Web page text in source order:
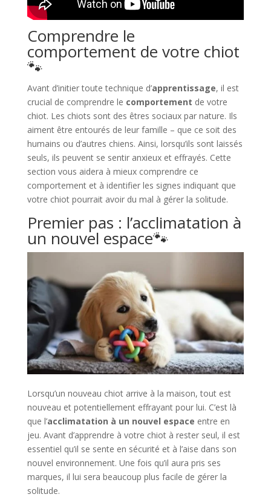
Comprendre le
comportement de votre chiot
🐾​
Avant d’initier toute technique d’apprentissage, il est
crucial de comprendre le comportement de votre
chiot. Les chiots sont des êtres sociaux par nature. Ils
aiment être entourés de leur famille – que ce soit des
humains ou d’autres chiens. Ainsi, lorsqu’ils sont laissés
seuls, ils peuvent se sentir anxieux et effrayés. Cette
section vous aidera à mieux comprendre ce
comportement et à identifier les signes indiquant que
votre chiot pourrait avoir du mal à gérer la solitude.
Premier pas : l’acclimatation à
un nouvel espace🐾​
Lorsqu’un nouveau chiot arrive à la maison, tout est
nouveau et potentiellement effrayant pour lui. C’est là
que l’acclimatation à un nouvel espace entre en
jeu. Avant d’apprendre à votre chiot à rester seul, il est
essentiel qu’il se sente en sécurité et à l’aise dans son
nouvel environnement. Une fois qu’il aura pris ses
marques, il lui sera beaucoup plus facile de gérer la
solitude.